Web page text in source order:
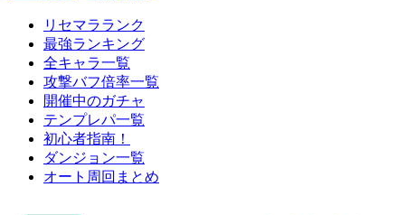
リセマラランク
最強ランキング
全キャラ一覧
攻撃バフ倍率一覧
開催中のガチャ
テンプレパ一覧
初心者指南！
ダンジョン一覧
オート周回まとめ